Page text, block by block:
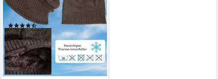
Wintermütze für Herren und
Damen Mütze Beanie Haube
(60)
16,90 € UVP19,90 €
-15%
lieferbar - in 4-5 Werktagen bei dir